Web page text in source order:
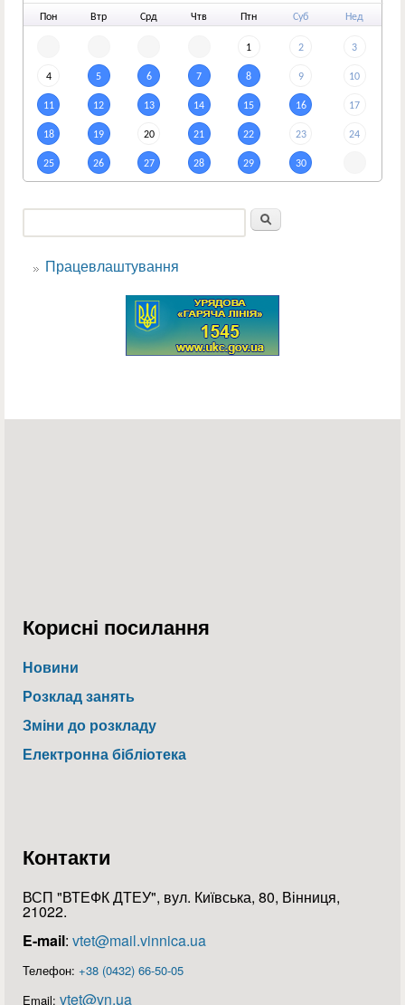
Пон Втр Срд Чтв Птн Суб Нед
1 2 3
4 5 6 7 8 9 10
11 12 13 14 15 16 17
18 19 20 21 22 23 24
25 26 27 28 29 30
Пошукова форма
Працевлаштування
Корисні посилання
Новини
Розклад занять
Зміни до розкладу
Електронна бібліотека
Контакти
ВСП "ВТЕФК ДТЕУ", вул. Київська, 80, Вінниця,
21022.
E-mail: vtet@mail.vinnica.ua
Телефон: +38 (0432) 66-50-05
Email: vtet@vn.ua